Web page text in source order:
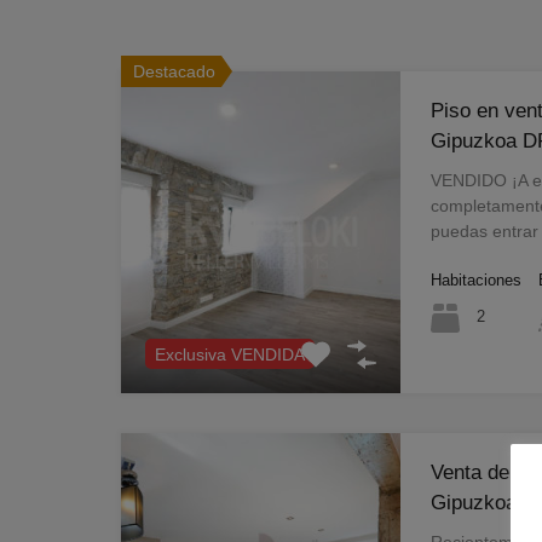
Destacado
Exclusiva VENDIDA
Piso en
Gipuzkoa
VENDIDO ¡A
puedas
Habitaciones
2
Venta de
Gipuzkoa,